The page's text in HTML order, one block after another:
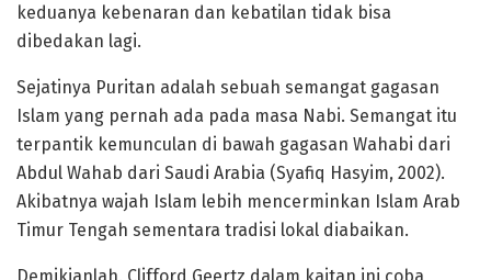
keduanya kebenaran dan kebatilan tidak bisa
dibedakan lagi.
Sejatinya Puritan adalah sebuah semangat gagasan
Islam yang pernah ada pada masa Nabi. Semangat itu
terpantik kemunculan di bawah gagasan Wahabi dari
Abdul Wahab dari Saudi Arabia (Syafiq Hasyim, 2002).
Akibatnya wajah Islam lebih mencerminkan Islam Arab
Timur Tengah sementara tradisi lokal diabaikan.